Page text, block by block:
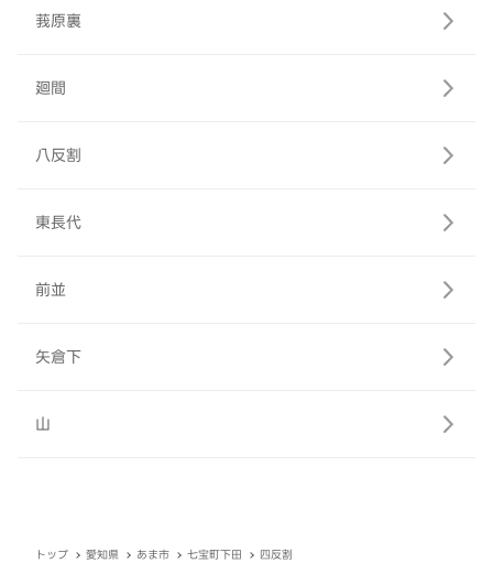
莪原裏
廻間
八反割
東長代
前並
矢倉下
山
トップ 愛知県 あま市 七宝町下田 四反割